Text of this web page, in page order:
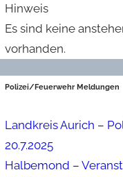
Hinweis
Es sind keine
vorhanden.
Polizei/Feuerwehr Meldungen
Landkreis Aurich –
20.7.2025
Halbemond –